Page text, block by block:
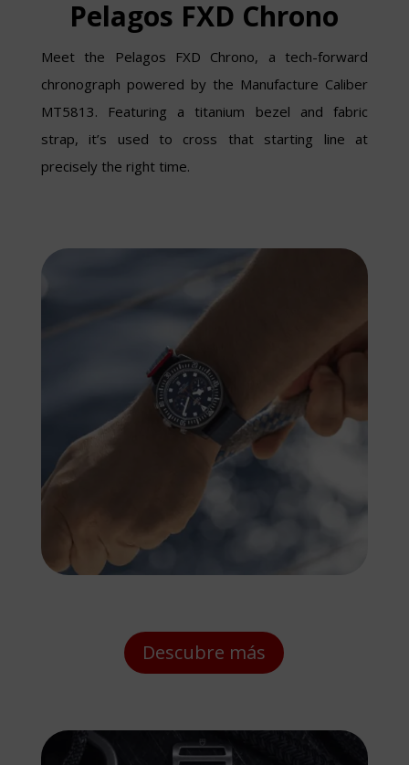
Pelagos FXD Chrono
Meet the Pelagos FXD Chrono, a tech-forward
chronograph powered by the Manufacture Caliber
MT5813. Featuring a titanium bezel and fabric
strap, it’s used to cross that starting line at
precisely the right time.
Descubre más